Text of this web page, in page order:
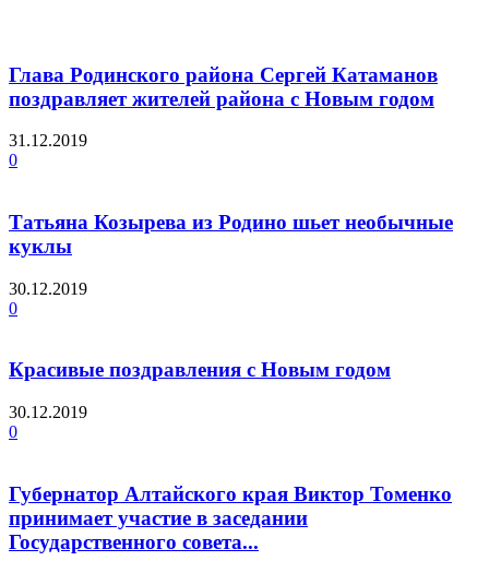
Глава Родинского района Сергей Катаманов
поздравляет жителей района с Новым годом
31.12.2019
0
Татьяна Козырева из Родино шьет необычные
куклы
30.12.2019
0
Красивые поздравления с Новым годом
30.12.2019
0
Губернатор Алтайского края Виктор Томенко
принимает участие в заседании
Государственного совета...